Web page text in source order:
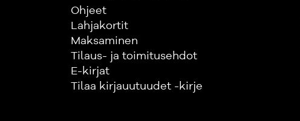
Ohjeet
Lahjakortit
Maksaminen
Tilaus- ja toimitusehdot
E-kirjat
Tilaa kirjauutuudet -kirje